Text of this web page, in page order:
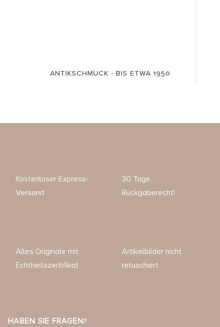
ANTIKSCHMUCK - BIS ETWA 1950
Kostenloser Express-
Versand
30 Tage
Rückgaberecht!
Alles Originale mit
Echtheitszertifikat
Artikelbilder nicht
retuschiert
HABEN SIE FRAGEN?